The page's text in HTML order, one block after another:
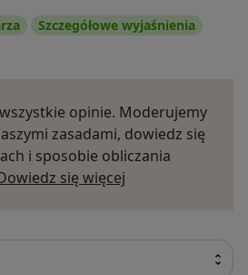
Szczegółowe wyjaśnienia
opinie. Moderujemy
zasadami, dowiedz się
i sposobie obliczania
się więcej